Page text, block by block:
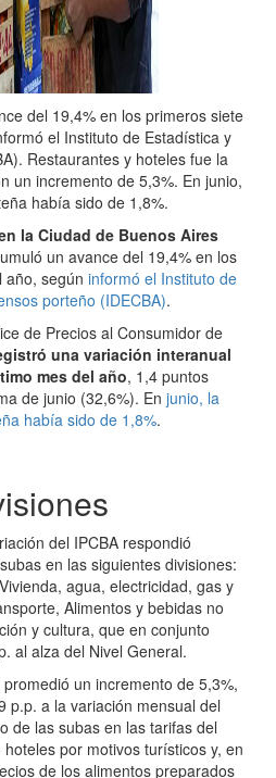
del 19,4% en los primeros siete
el Instituto de Estadística y
Restaurantes y hoteles fue la
un incremento de 5,3%. En junio,
había sido de 1,8%.
la Ciudad de Buenos Aires
un avance del 19,4% en los
año, según informó el Instituto de
porteño (IDECBA).
de Precios al Consumidor de
una variación interanual
mes del año, 1,4 puntos
de junio (32,6%). En junio, la
había sido de 1,8%.
del IPCBA respondió
en las siguientes divisiones:
agua, electricidad, gas y
Alimentos y bebidas no
y cultura, que en conjunto
al alza del Nivel General.
promedió un incremento de 5,3%,
p.p. a la variación mensual del
de las subas en las tarifas del
por motivos turísticos y, en
de los alimentos preparados